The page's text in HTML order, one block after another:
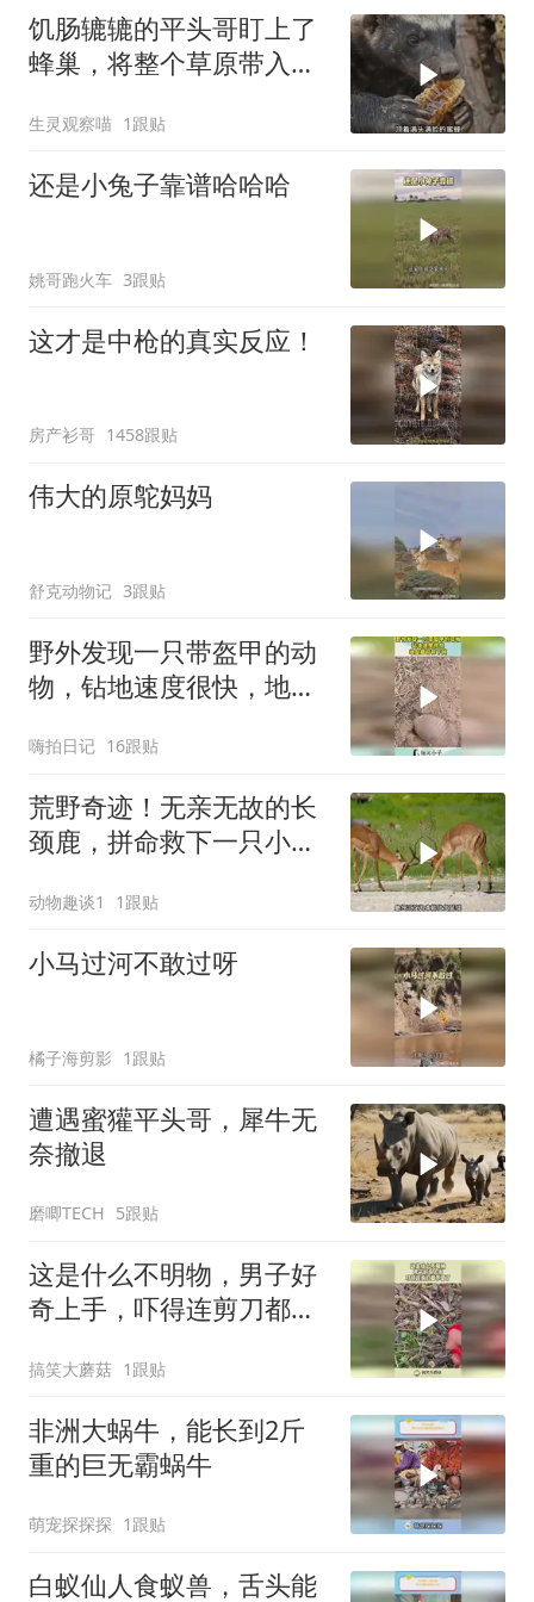
饥肠辘辘的平头哥盯上了
蜂巢，将整个草原带入了
生灵观察喵 1跟贴
还是小兔子靠谱哈哈哈
姚哥跑火车 3跟贴
这才是中枪的真实反应！
房产衫哥 1458跟贴
伟大的原鸵妈妈
舒克动物记 3跟贴
野外发现一只带盔甲的动
物，钻地速度很快，地鼠
嗨拍日记 16跟贴
荒野奇迹！无亲无故的长
颈鹿，拼命救下一只小羚
动物趣谈1 1跟贴
小马过河不敢过呀
橘子海剪影 1跟贴
遭遇蜜獾平头哥，犀牛无
奈撤退
磨唧TECH 5跟贴
这是什么不明物，男子好
奇上手，吓得连剪刀都不
搞笑大蘑菇 1跟贴
非洲大蜗牛，能长到2斤
重的巨无霸蜗牛
萌宠探探探 1跟贴
白蚁仙人食蚁兽，舌头能